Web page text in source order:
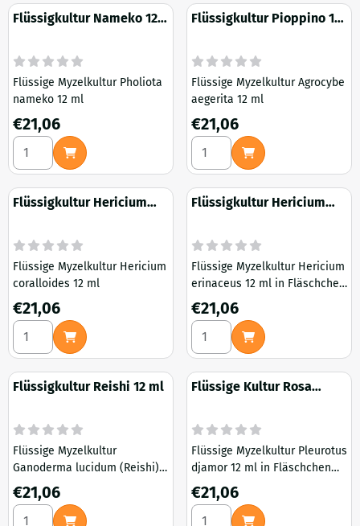
Flüssigkultur Nameko 12
Flüssige Myzelkultur Pholiota
nameko 12 ml
Preis: 21,06
€21,06
Anzahl wählen für Flüssigkultur Nameko 12 ml
Flüssigkultur Pioppino 12
Flüssige Myzelkultur Agrocybe
aegerita 12 ml
Preis: 21,06
€21,06
Anzahl wählen für
Flüssigkultur Hericium
Flüssige Myzelkultur Hericium
coralloides 12 ml
Preis: 21,06
€21,06
Anzahl wählen für Flüssigkultur Hericium coralloides 12 ml
Flüssigkultur Hericium
Flüssige Myzelkultur Hericium
erinaceus 12 ml in Fläschchen
mit Injektionsöffnung
Preis: 21,06
€21,06
Anzahl wählen für
Flüssigkultur Reishi 12 ml
Flüssige Myzelkultur
Ganoderma lucidum (Reishi)
12 ml, in Fläschchen mit
Gummi injektionsöffnung
Preis: 21,06
€21,06
Anzahl wählen für Flüssigkultur Reishi 12 ml
Flüssige Kultur Rosa
Flüssige Myzelkultur Pleurotus
djamor 12 ml in Fläschchen
mit Injektionsöffnung
Preis: 21,06
€21,06
Anzahl wählen für Flüssige